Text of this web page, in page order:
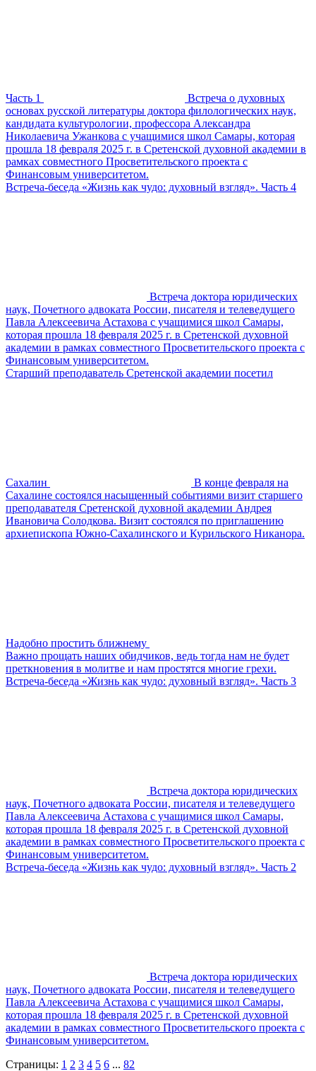
Часть 1
Встреча о духовных
основах русской литературы доктора филологических наук,
кандидата культурологии, профессора Александра
Николаевича Ужанкова с учащимися школ Самары, которая
прошла 18 февраля 2025 г. в Сретенской духовной академии в
рамках совместного Просветительского проекта с
Финансовым университетом.
Встреча-беседа «Жизнь как чудо: духовный взгляд». Часть 4
Встреча доктора юридических
наук, Почетного адвоката России, писателя и телеведущего
Павла Алексеевича Астахова с учащимися школ Самары,
которая прошла 18 февраля 2025 г. в Сретенской духовной
академии в рамках совместного Просветительского проекта с
Финансовым университетом.
Старший преподаватель Сретенской академии посетил
Сахалин
В конце февраля на
Сахалине состоялся насыщенный событиями визит старшего
преподавателя Сретенской духовной академии Андрея
Ивановича Солодкова. Визит состоялся по приглашению
архиепископа Южно-Сахалинского и Курильского Никанора.
Надобно простить ближнему
Важно прощать наших обидчиков, ведь тогда нам не будет
преткновения в молитве и нам простятся многие грехи.
Встреча-беседа «Жизнь как чудо: духовный взгляд». Часть 3
Встреча доктора юридических
наук, Почетного адвоката России, писателя и телеведущего
Павла Алексеевича Астахова с учащимися школ Самары,
которая прошла 18 февраля 2025 г. в Сретенской духовной
академии в рамках совместного Просветительского проекта с
Финансовым университетом.
Встреча-беседа «Жизнь как чудо: духовный взгляд». Часть 2
Встреча доктора юридических
наук, Почетного адвоката России, писателя и телеведущего
Павла Алексеевича Астахова с учащимися школ Самары,
которая прошла 18 февраля 2025 г. в Сретенской духовной
академии в рамках совместного Просветительского проекта с
Финансовым университетом.
Страницы: 1 2 3 4 5 6 ... 82